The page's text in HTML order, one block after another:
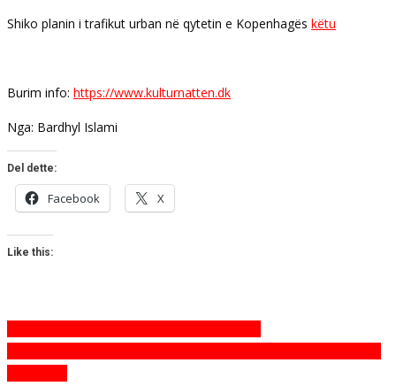
Shiko planin i trafikut urban në qytetin e Kopenhagës këtu
Burim info: https://www.kulturnatten.dk
Nga: Bardhyl Islami
Del dette:
Facebook X
Like this: